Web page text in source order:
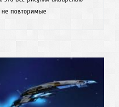
повторимые